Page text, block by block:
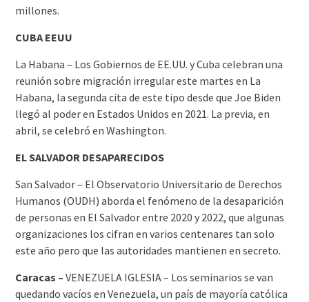
millones.
CUBA EEUU
La Habana – Los Gobiernos de EE.UU. y Cuba celebran una
reunión sobre migración irregular este martes en La
Habana, la segunda cita de este tipo desde que Joe Biden
llegó al poder en Estados Unidos en 2021. La previa, en
abril, se celebró en Washington.
EL SALVADOR DESAPARECIDOS
San Salvador – El Observatorio Universitario de Derechos
Humanos (OUDH) aborda el fenómeno de la desaparición
de personas en El Salvador entre 2020 y 2022, que algunas
organizaciones los cifran en varios centenares tan solo
este año pero que las autoridades mantienen en secreto.
Caracas – VENEZUELA IGLESIA – Los seminarios se van
quedando vacíos en Venezuela, un país de mayoría católica